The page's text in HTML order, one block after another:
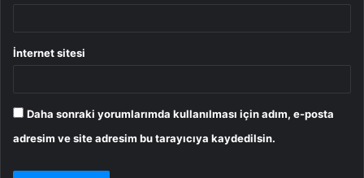
İnternet sitesi
Daha sonraki yorumlarımda kullanılması için adım, e-posta
adresim ve site adresim bu tarayıcıya kaydedilsin.